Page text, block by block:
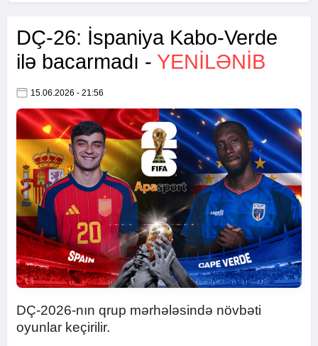
DÇ-26: İspaniya Kabo-Verde
ilə bacarmadı - YENİLƏNİB
15.06.2026 - 21:56
DÇ-2026-nın qrup mərhələsində növbəti
oyunlar keçirilir.